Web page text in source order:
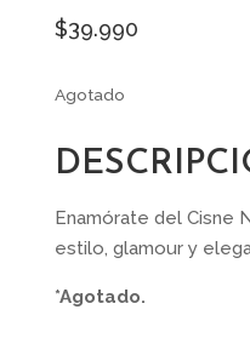
$39.990
Agotado
Enamórate del Cisne
estilo, glamour y
*Agotado.